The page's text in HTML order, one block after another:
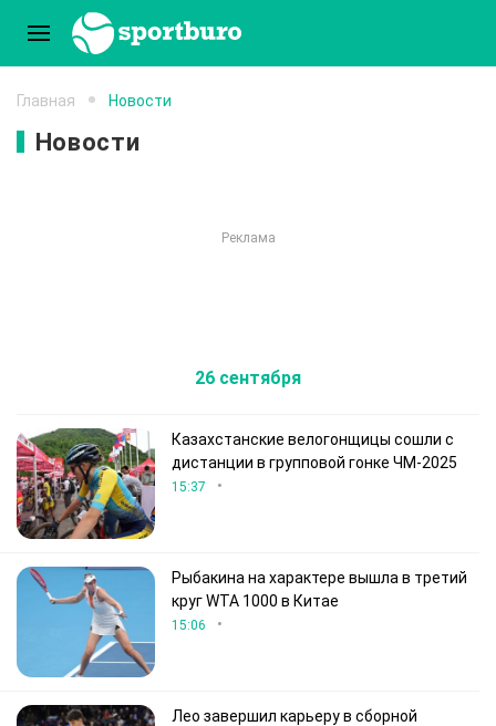
Главная Новости
Новости
26 сентября
Казахстанские велогонщицы сошли с
дистанции в групповой гонке ЧМ-2025
15:37 •
Рыбакина на характере вышла в третий
круг WTA 1000 в Китае
15:06 •
Лео завершил карьеру в сборной